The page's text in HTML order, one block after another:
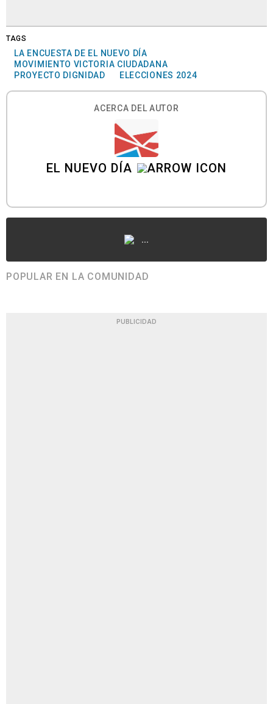
TAGS
LA ENCUESTA DE EL NUEVO DÍA
MOVIMIENTO VICTORIA CIUDADANA
PROYECTO DIGNIDAD
ELECCIONES 2024
ACERCA DEL AUTOR
EL NUEVO DÍA
...
POPULAR EN LA COMUNIDAD
PUBLICIDAD